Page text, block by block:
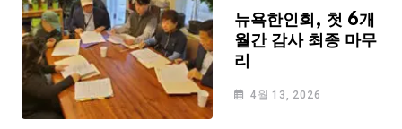
뉴욕한인회, 첫 6개
월간 감사 최종 마무
리
4월 13, 2026